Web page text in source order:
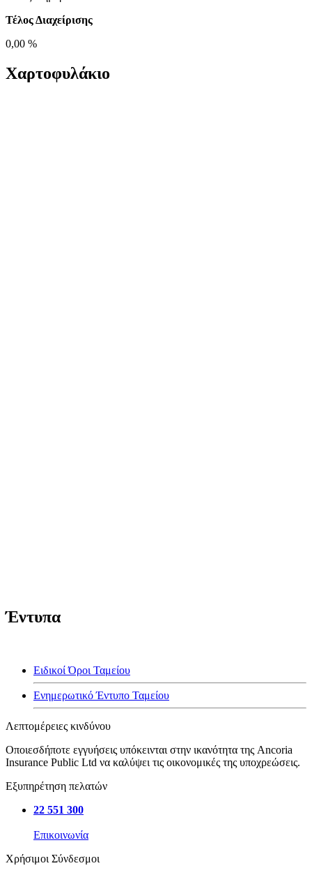
Τέλος Διαχείρισης
0,00 %
Χαρτοφυλάκιο
Έντυπα
Ειδικοί Όροι Ταμείου
Ενημερωτικό Έντυπο Ταμείου
Λεπτομέρειες κινδύνου
Οποιεσδήποτε εγγυήσεις υπόκεινται στην ικανότητα της Ancoria
Insurance Public Ltd να καλύψει τις οικονομικές της υποχρεώσεις.
Εξυπηρέτηση πελατών
22 551 300
Επικοινωνία
Χρήσιμοι Σύνδεσμοι